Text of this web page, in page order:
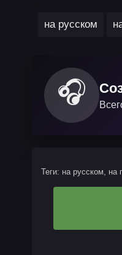
на русском
🎧
Теги: на русском,